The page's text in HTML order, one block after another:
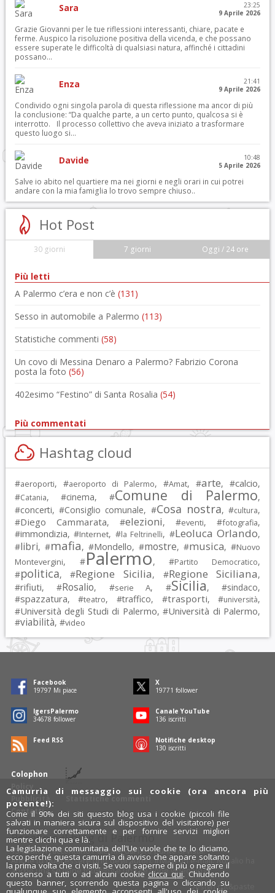
Sara
23:25
9 Aprile 2026
Grazie Giovanni per le tue riflessioni interessanti, chiare, pacate e
ferme. Auspico la risoluzione positiva della vicenda, e che possano
essere superate le difficoltà di qualsiasi natura, affinché i cittadini
possano...
Enza
21:41
9 Aprile 2026
Condivido ogni singola parola di questa riflessione ma ancor di più
la conclusione: “Da qualche parte, a un certo punto, qualcosa si è
interrotto. Il processo collettivo che aveva iniziato a trasformare
questo luogo si...
Davide
10:48
5 Aprile 2026
Salve io abito nel quartiere ma nei giorni e negli orari in cui potrei
andare con la mia famiglia lo trovo sempre chiuso..
Hot Post
30 giorni 7 giorni Oggi / 24 ore
Più letti
A Palermo c’era e non c’è (131)
Sesso in automobile a Palermo (113)
Statistiche commenti (58)
Un covo di Messina Denaro a Palermo? Fabrizio Corona
posta la foto (56)
402esimo “Festino” di Santa Rosalia (54)
Più commentati
Hashtag cloud
#aeroporti, #aeroporto di Palermo, #Amat, #arte, #calcio,
#Catania, #cinema, #Comune di Palermo,
#concerti, #Consiglio comunale, #Cosa nostra, #cultura,
#Diego Cammarata, #elezioni, #eventi, #fotografia,
#immondizia, #Internet, #la Feltrinelli, #Leoluca Orlando,
#libri, #mafia, #Mondello, #mostre, #musica, #Nuovo
Montevergini, #Palermo, #Partito Democratico,
#politica, #Regione Sicilia, #Regione Siciliana,
#rifiuti, #Rosalio, #serie A, #Sicilia, #sindaco,
#spazzatura, #teatro, #traffico, #trasporti, #università,
#Università degli Studi di Palermo, #Università di Palermo,
#viabilità, #video
Colophon
Policy
Pubblicità
Contatti
Statistiche commenti
Facebook
19797 Mi piace
X
19771 follower
IgersPalermo
34678 follower
Canale YouTube
136 iscritti
Feed RSS
Notifiche desktop
130 iscritti
Rosalio è il blog di Palermo
754 autoriraccontano Palermo dal loro punto di vista.
Anche tu puoi essere uno degli autori: inviaci un' e-mail. Rosalio ha
anche una sezionefotobloge una sezionevideoblog.
Designcut&paste
Camurrìa di messaggio sui cookie (ora ancora più
potente!):
Come il 90% dei siti questo blog usa i cookie (piccoli file
salvati in maniera sicura sul dispositivo del visitatore) per
funzionare correttamente e per fornire servizi migliori
mentre clicchi qua e là.
La legislazione comunitaria dell'Ue vuole che te lo diciamo,
ecco perché questa camurrìa di avviso che appare soltanto
la prima volta che ci visiti. Se vuoi saperne di più o negare il
consenso a tutti o ad alcuni cookie clicca qui. Chiudendo
questo banner, scorrendo questa pagina o cliccando su